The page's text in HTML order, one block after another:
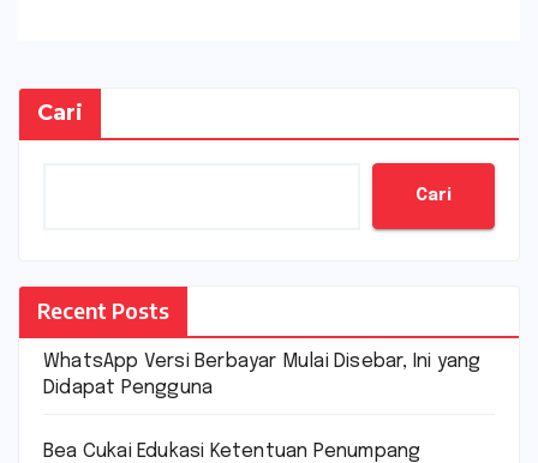
Cari
Cari
Recent Posts
WhatsApp Versi Berbayar Mulai Disebar, Ini yang
Didapat Pengguna
Bea Cukai Edukasi Ketentuan Penumpang